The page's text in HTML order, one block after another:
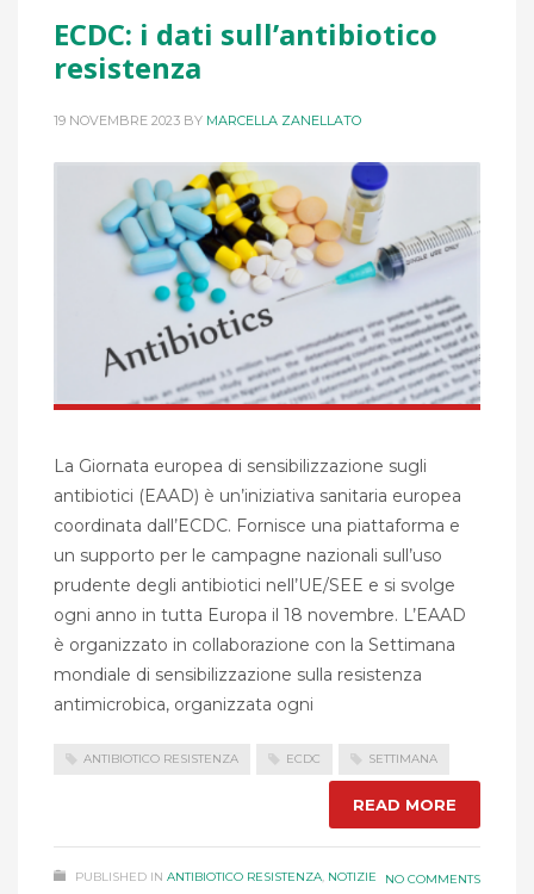
ECDC: i dati sull’antibiotico
resistenza
19 NOVEMBRE 2023 BY MARCELLA ZANELLATO
La Giornata europea di sensibilizzazione sugli
antibiotici (EAAD) è un’iniziativa sanitaria europea
coordinata dall’ECDC. Fornisce una piattaforma e
un supporto per le campagne nazionali sull’uso
prudente degli antibiotici nell’UE/SEE e si svolge
ogni anno in tutta Europa il 18 novembre. L’EAAD
è organizzato in collaborazione con la Settimana
mondiale di sensibilizzazione sulla resistenza
antimicrobica, organizzata ogni
ANTIBIOTICO RESISTENZA ECDC SETTIMANA
READ MORE
PUBLISHED IN ANTIBIOTICO RESISTENZA, NOTIZIE NO COMMENTS